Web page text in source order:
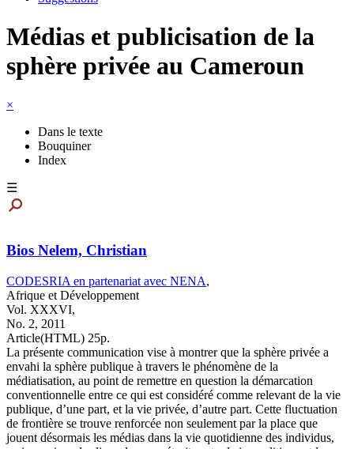
Médias et publicisation de la
sphère privée au Cameroun
×
Dans le texte
Bouquiner
Index
☰
Bios Nelem, Christian
CODESRIA en partenariat avec NENA,
Afrique et Développement
Vol. XXXVI,
No. 2, 2011
Article(HTML) 25p.
La présente communication vise à montrer que la sphère privée a
envahi la sphère publique à travers le phénomène de la
médiatisation, au point de remettre en question la démarcation
conventionnelle entre ce qui est considéré comme relevant de la vie
publique, d’une part, et la vie privée, d’autre part. Cette fluctuation
de frontière se trouve renforcée non seulement par la place que
jouent désormais les médias dans la vie quotidienne des individus,